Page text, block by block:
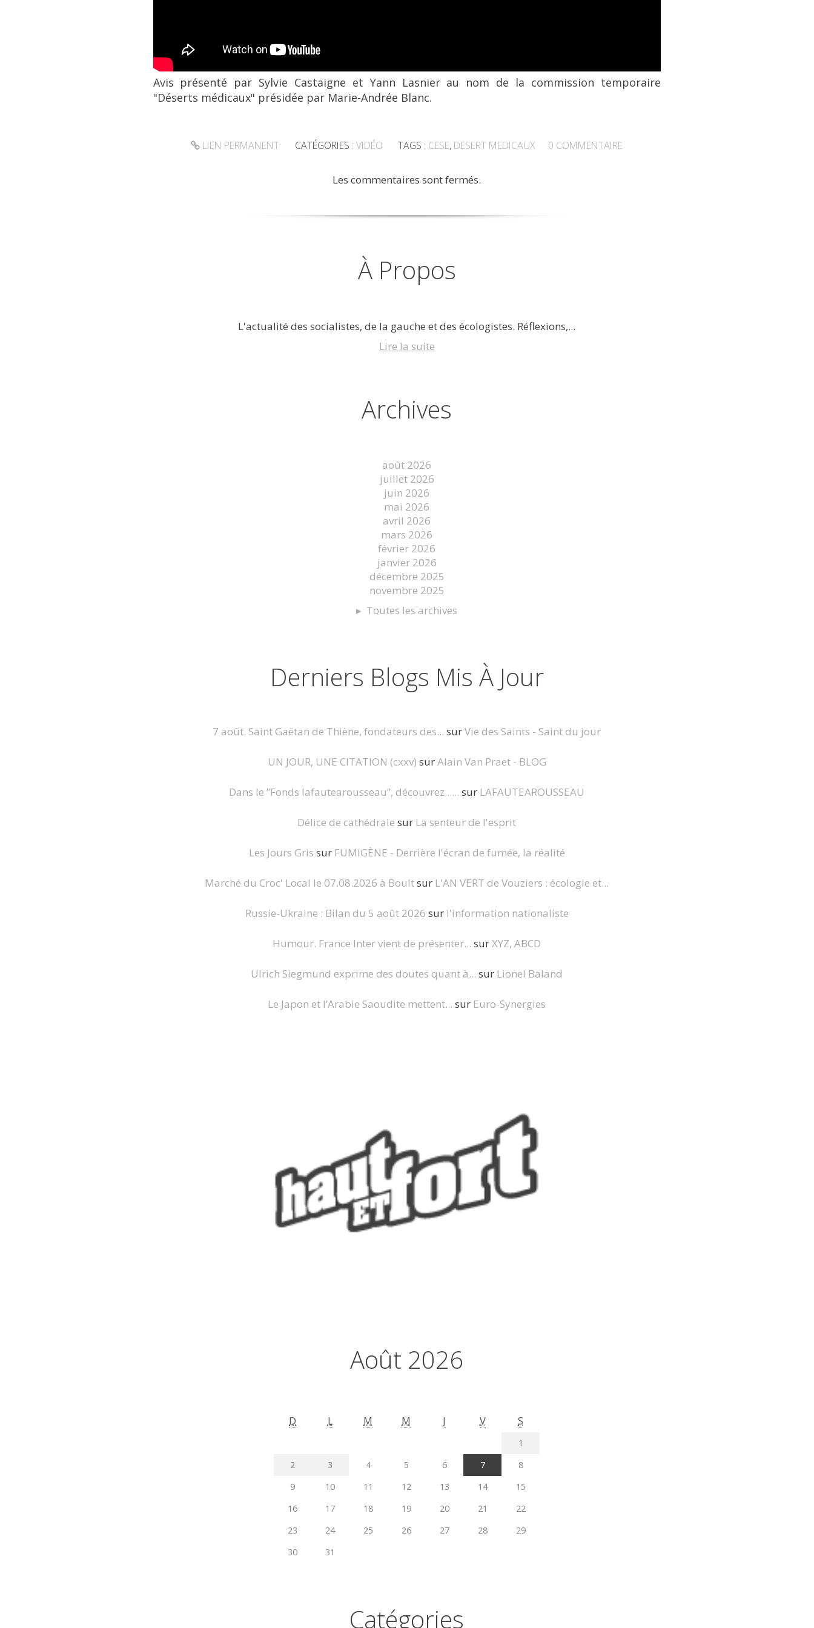
Avis présenté par Sylvie Castaigne et Yann Lasnier au nom de la commission temporaire
"Déserts médicaux" présidée par Marie-Andrée Blanc.
LIEN PERMANENT CATÉGORIES : VIDÉO TAGS : CESE, DESERT MEDICAUX 0 COMMENTAIRE
Les commentaires sont fermés.
À Propos
L'actualité des socialistes, de la gauche et des écologistes. Réflexions,...
Lire la suite
Archives
août 2026
juillet 2026
juin 2026
mai 2026
avril 2026
mars 2026
février 2026
janvier 2026
décembre 2025
novembre 2025
Toutes les archives
Derniers Blogs Mis À Jour
7 août. Saint Gaëtan de Thiène, fondateurs des... surVie des Saints - Saint du jour
UN JOUR, UNE CITATION (cxxv) surAlain Van Praet - BLOG
Dans le ”Fonds lafautearousseau”, découvrez...... sur LAFAUTEAROUSSEAU
Délice de cathédrale sur La senteur de l'esprit
Les Jours Gris sur FUMIGÈNE - Derrière l'écran de fumée, la réalité
Marché du Croc' Local le 07.08.2026 à Boultsur L'AN VERT de Vouziers : écologie et...
Russie-Ukraine : Bilan du 5 août 2026 sur l'information nationaliste
Humour. France Inter vient de présenter... surXYZ, ABCD
Ulrich Siegmund exprime des doutes quant à... sur Lionel Baland
Le Japon et l’Arabie Saoudite mettent... sur Euro-Synergies
Août 2026
D L M M J V S
1
2
3 4 5 6 7
8
9
10 11 12 13 14
15
16
17 18 19 20 21
22
23
24 25 26 27 28
29
30
31
Catégories